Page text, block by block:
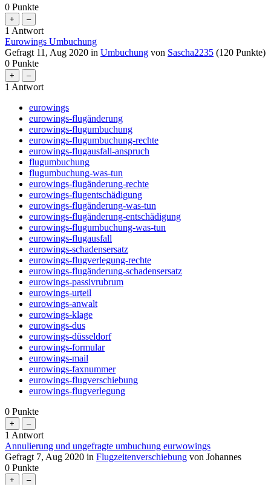
0 Punkte
1 Antwort
Eurowings Umbuchung
Gefragt 11, Aug 2020 in Umbuchung von Sascha2235 (120 Punkte)
0 Punkte
1 Antwort
eurowings
eurowings-flugänderung
eurowings-flugumbuchung
eurowings-flugumbuchung-rechte
eurowings-flugausfall-anspruch
flugumbuchung
flugumbuchung-was-tun
eurowings-flugänderung-rechte
eurowings-flugentschädigung
eurowings-flugänderung-was-tun
eurowings-flugänderung-entschädigung
eurowings-flugumbuchung-was-tun
eurowings-flugausfall
eurowings-schadensersatz
eurowings-flugverlegung-rechte
eurowings-flugänderung-schadensersatz
eurowings-passivrubrum
eurowings-urteil
eurowings-anwalt
eurowings-klage
eurowings-dus
eurowings-düsseldorf
eurowings-formular
eurowings-mail
eurowings-faxnummer
eurowings-flugverschiebung
eurowings-flugverlegung
0 Punkte
1 Antwort
Annulierung und ungefragte umbuchung eurwowings
Gefragt 7, Aug 2020 in Flugzeitenverschiebung von Johannes
0 Punkte